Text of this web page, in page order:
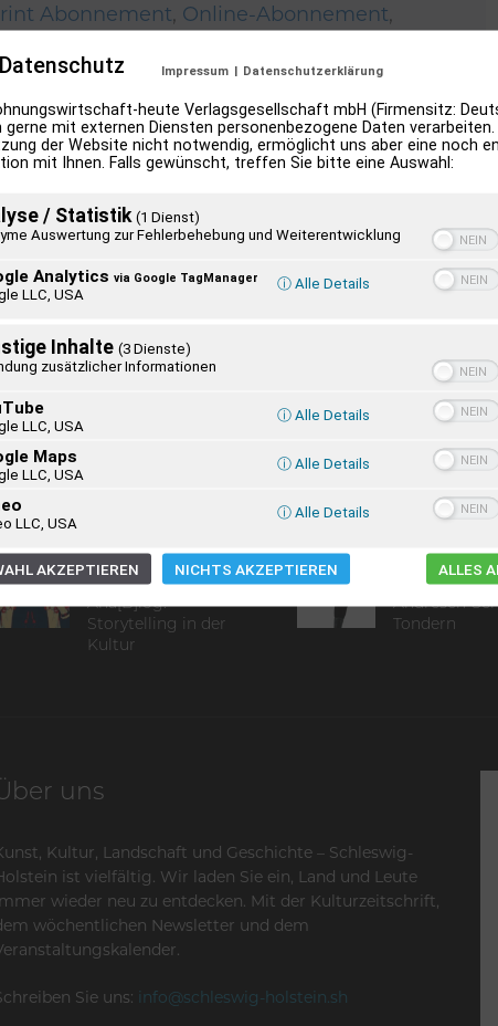
Abonnement, Online-Abonnement,
Abonnement
„… die
Poesie.“
Martin Lätzels
Ana[B]log:
Storytelling in der
Kultur
Die Ludwig-
Andresen-
Tondern
uns
Kultur, Landschaft und Geschichte – Schleswig-
ist vielfältig. Wir laden Sie ein, Land und Leute
wieder neu zu entdecken. Mit der Kulturzeitschrift,
wöchentlichen Newsletter und dem
Sie uns: info@schleswig-holstein.sh
Datenschutz Impressum | Datenschutzerklärung
heute Verlagsgesellschaft mbH (Firmensitz:
gerne mit externen Diensten personenbezogene Daten
der Website nicht notwendig, ermöglicht uns aber eine noch
mit Ihnen. Falls gewünscht, treffen Sie bitte eine Auswahl:
/ Statistik (1 Dienst)
Auswertung zur Fehlerbehebung und Weiterentwicklung
Analytics via Google TagManager
LLC, USA
ⓘ Alle Details
Inhalte (3 Dienste)
zusätzlicher Informationen
LLC, USA
ⓘ Alle Details
Maps
LLC, USA
ⓘ Alle Details
LLC, USA
ⓘ Alle Details
AKZEPTIEREN NICHTS AKZEPTIEREN ALLES